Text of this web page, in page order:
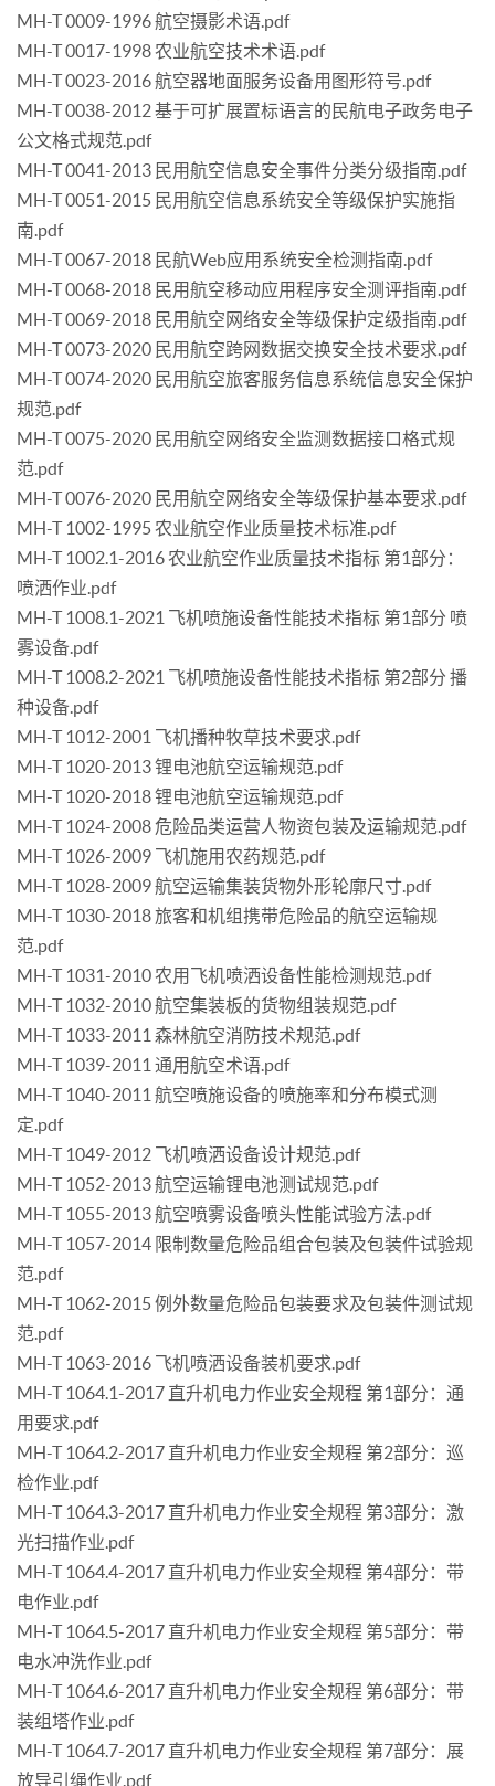
MH-T 0009-1996 航空摄影术语.pdf
MH-T 0017-1998 农业航空技术术语.pdf
MH-T 0023-2016 航空器地面服务设备用图形符号.pdf
MH-T 0038-2012 基于可扩展置标语言的民航电子政务电子
公文格式规范.pdf
MH-T 0041-2013 民用航空信息安全事件分类分级指南.pdf
MH-T 0051-2015 民用航空信息系统安全等级保护实施指
南.pdf
MH-T 0067-2018 民航Web应用系统安全检测指南.pdf
MH-T 0068-2018 民用航空移动应用程序安全测评指南.pdf
MH-T 0069-2018 民用航空网络安全等级保护定级指南.pdf
MH-T 0073-2020 民用航空跨网数据交换安全技术要求.pdf
MH-T 0074-2020 民用航空旅客服务信息系统信息安全保护
规范.pdf
MH-T 0075-2020 民用航空网络安全监测数据接口格式规
范.pdf
MH-T 0076-2020 民用航空网络安全等级保护基本要求.pdf
MH-T 1002-1995 农业航空作业质量技术标准.pdf
MH-T 1002.1-2016 农业航空作业质量技术指标 第1部分：
喷洒作业.pdf
MH-T 1008.1-2021 飞机喷施设备性能技术指标 第1部分 喷
雾设备.pdf
MH-T 1008.2-2021 飞机喷施设备性能技术指标 第2部分 播
种设备.pdf
MH-T 1012-2001 飞机播种牧草技术要求.pdf
MH-T 1020-2013 锂电池航空运输规范.pdf
MH-T 1020-2018 锂电池航空运输规范.pdf
MH-T 1024-2008 危险品类运营人物资包装及运输规范.pdf
MH-T 1026-2009 飞机施用农药规范.pdf
MH-T 1028-2009 航空运输集装货物外形轮廓尺寸.pdf
MH-T 1030-2018 旅客和机组携带危险品的航空运输规
范.pdf
MH-T 1031-2010 农用飞机喷洒设备性能检测规范.pdf
MH-T 1032-2010 航空集装板的货物组装规范.pdf
MH-T 1033-2011 森林航空消防技术规范.pdf
MH-T 1039-2011 通用航空术语.pdf
MH-T 1040-2011 航空喷施设备的喷施率和分布模式测
定.pdf
MH-T 1049-2012 飞机喷洒设备设计规范.pdf
MH-T 1052-2013 航空运输锂电池测试规范.pdf
MH-T 1055-2013 航空喷雾设备喷头性能试验方法.pdf
MH-T 1057-2014 限制数量危险品组合包装及包装件试验规
范.pdf
MH-T 1062-2015 例外数量危险品包装要求及包装件测试规
范.pdf
MH-T 1063-2016 飞机喷洒设备装机要求.pdf
MH-T 1064.1-2017 直升机电力作业安全规程 第1部分：通
用要求.pdf
MH-T 1064.2-2017 直升机电力作业安全规程 第2部分：巡
检作业.pdf
MH-T 1064.3-2017 直升机电力作业安全规程 第3部分：激
光扫描作业.pdf
MH-T 1064.4-2017 直升机电力作业安全规程 第4部分：带
电作业.pdf
MH-T 1064.5-2017 直升机电力作业安全规程 第5部分：带
电水冲洗作业.pdf
MH-T 1064.6-2017 直升机电力作业安全规程 第6部分：带
装组塔作业.pdf
MH-T 1064.7-2017 直升机电力作业安全规程 第7部分：展
放导引绳作业.pdf